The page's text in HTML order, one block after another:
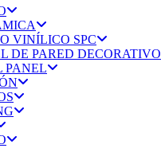
VINÍLICO SPC
DE PARED DECORATIVO
PANEL